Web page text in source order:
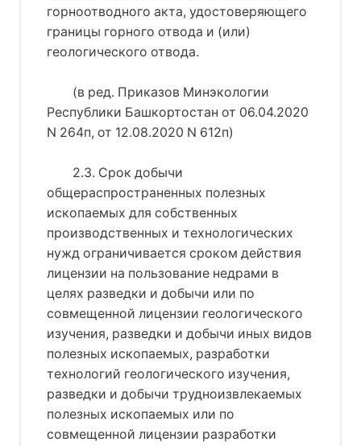
горноотводного акта, удостоверяющего
границы горного отвода и (или)
геологического отвода.
(в ред. Приказов Минэкологии
Республики Башкортостан от 06.04.2020
N 264п, от 12.08.2020 N 612п)
2.3. Срок добычи
общераспространенных полезных
ископаемых для собственных
производственных и технологических
нужд ограничивается сроком действия
лицензии на пользование недрами в
целях разведки и добычи или по
совмещенной лицензии геологического
изучения, разведки и добычи иных видов
полезных ископаемых, разработки
технологий геологического изучения,
разведки и добычи трудноизвлекаемых
полезных ископаемых или по
совмещенной лицензии разработки